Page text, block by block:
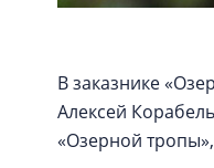
В заказнике
Алексей
«Озерной